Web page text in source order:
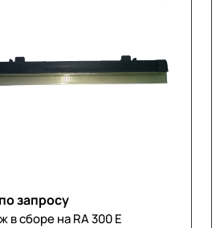
запросу
в сборе на RA 300 E